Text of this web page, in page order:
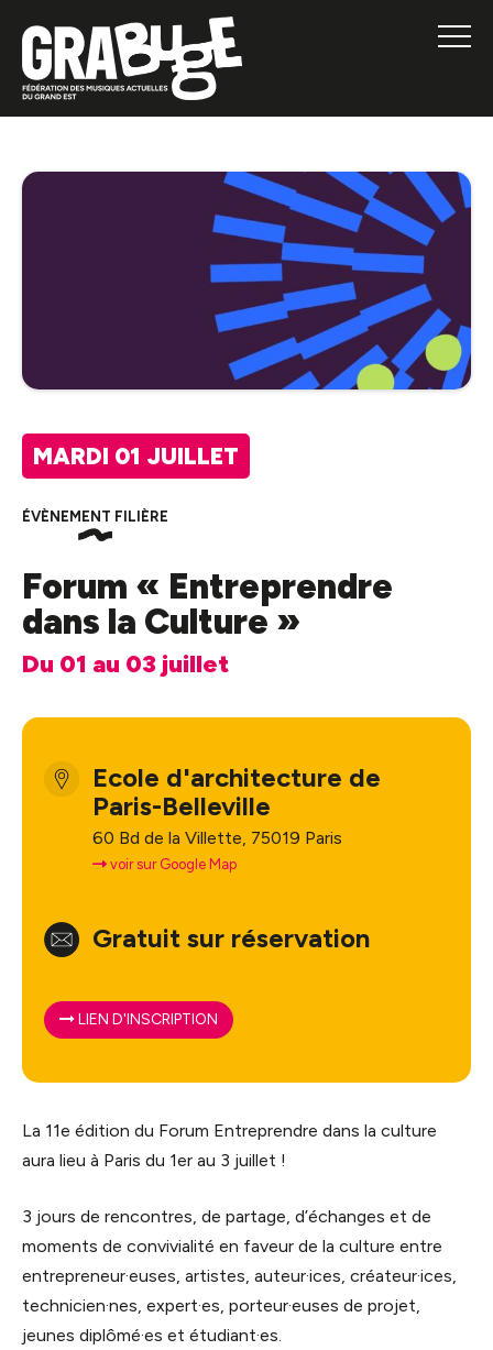
MARDI 01 JUILLET
ÉVÈNEMENT FILIÈRE
Forum « Entreprendre
dans la Culture »
Du 01 au 03 juillet
Ecole d'architecture de
Paris-Belleville
60 Bd de la Villette, 75019 Paris
voir sur Google Map
Gratuit sur réservation
LIEN D'INSCRIPTION
La 11e édition du Forum Entreprendre dans la culture
aura lieu à Paris du 1er au 3 juillet !
3 jours de rencontres, de partage, d’échanges et de
moments de convivialité en faveur de la culture entre
entrepreneur·euses, artistes, auteur·ices, créateur·ices,
technicien·nes, expert·es, porteur·euses de projet,
jeunes diplômé·es et étudiant·es.